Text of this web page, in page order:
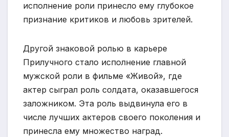
исполнение роли принесло ему глубокое
признание критиков и любовь зрителей.
Другой знаковой ролью в карьере
Прилучного стало исполнение главной
мужской роли в фильме «Живой», где
актер сыграл роль солдата, оказавшегося
заложником. Эта роль выдвинула его в
числе лучших актеров своего поколения и
принесла ему множество наград.